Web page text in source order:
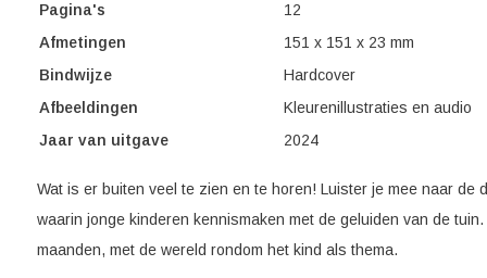
Pagina's
12
Afmetingen
151 x 151 x 23 mm
Bindwijze
Hardcover
Afbeeldingen
Kleurenillustraties en audio
Jaar van uitgave
2024
Wat is er buiten veel te zien en te horen! Luister je mee naar de
waarin jonge kinderen kennismaken met de geluiden van de
maanden, met de wereld rondom het kind als thema.